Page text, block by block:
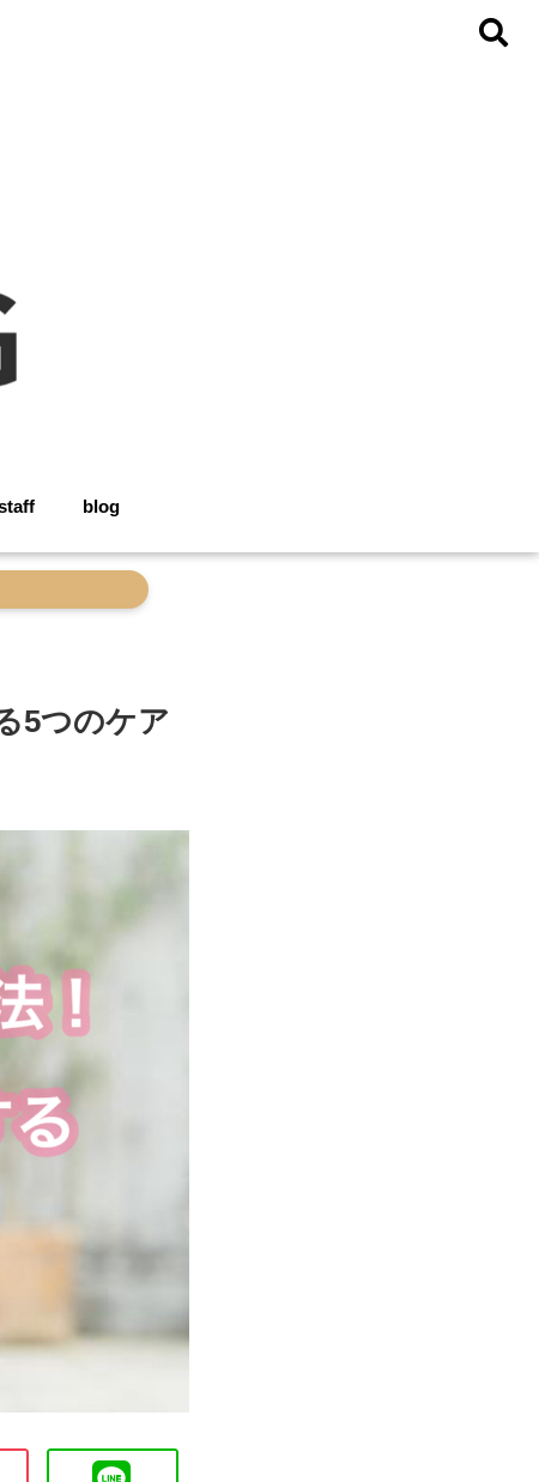
blog
5つのケア